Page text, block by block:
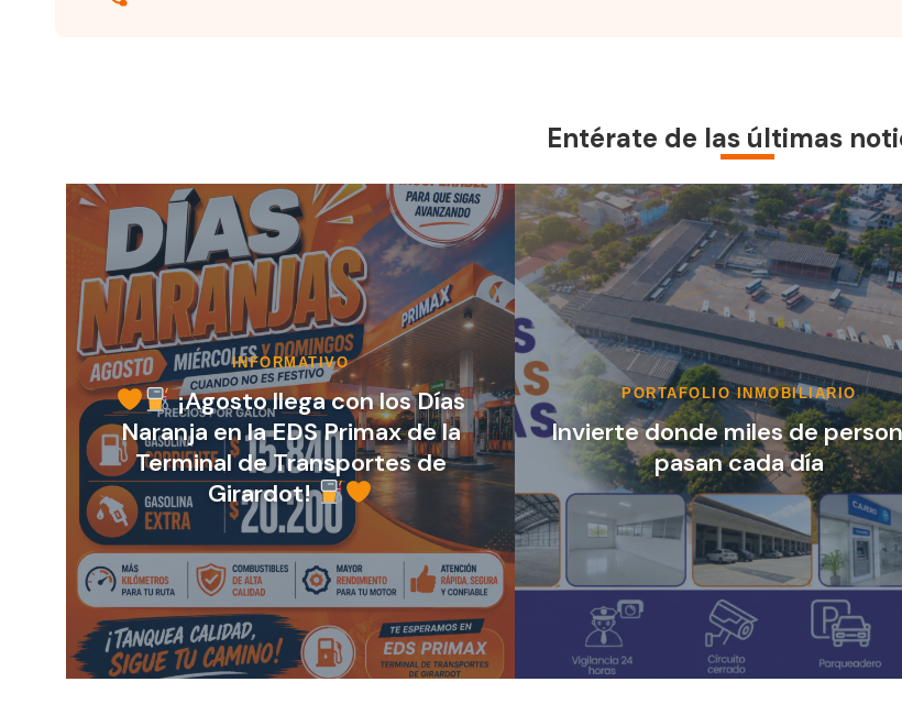
Entérate de las últimas
PORTAFOLIO INMOBILIARIO
Invierte donde miles de personas
pasan cada día
EVENTOS
¡Girardot vibrará al ritmo
mejor rock… y la entrada es
completamente GRATIS!